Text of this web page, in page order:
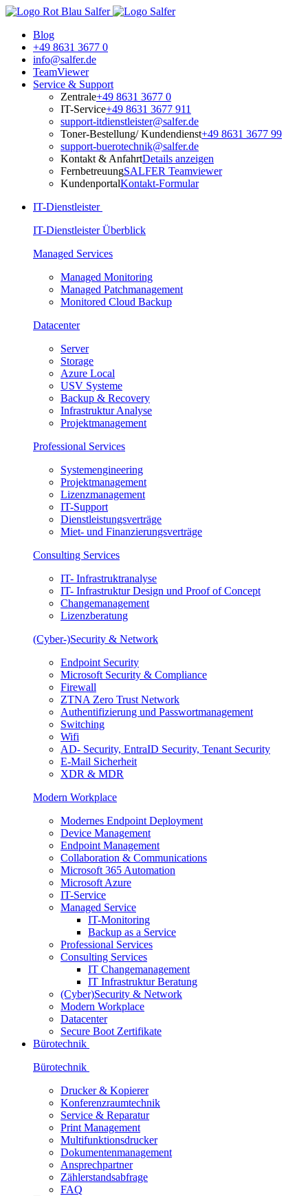
Blog
+49 8631 3677 0
info@salfer.de
TeamViewer
Service & Support
Zentrale+49 8631 3677 0
IT-Service+49 8631 3677 911
support-itdienstleister@salfer.de
Toner-Bestellung/ Kundendienst+49 8631 3677 99
support-buerotechnik@salfer.de
Kontakt & AnfahrtDetails anzeigen
FernbetreuungSALFER Teamviewer
KundenportalKontakt-Formular
IT-Dienstleister
IT-Dienstleister Überblick
Managed Services
Managed Monitoring
Managed Patchmanagement
Monitored Cloud Backup
Datacenter
Server
Storage
Azure Local
USV Systeme
Backup & Recovery
Infrastruktur Analyse
Projektmanagement
Professional Services
Systemengineering
Projektmanagement
Lizenzmanagement
IT-Support
Dienstleistungsverträge
Miet- und Finanzierungsverträge
Consulting Services
IT- Infrastruktranalyse
IT- Infrastruktur Design und Proof of Concept
Changemanagement
Lizenzberatung
(Cyber-)Security & Network
Endpoint Security
Microsoft Security & Compliance
Firewall
ZTNA Zero Trust Network
Authentifizierung und Passwortmanagement
Switching
Wifi
AD- Security, EntraID Security, Tenant Security
E-Mail Sicherheit
XDR & MDR
Modern Workplace
Modernes Endpoint Deployment
Device Management
Endpoint Management
Collaboration & Communications
Microsoft 365 Automation
Microsoft Azure
IT-Service
Managed Service
IT-Monitoring
Backup as a Service
Professional Services
Consulting Services
IT Changemanagement
IT Infrastruktur Beratung
(Cyber)Security & Network
Modern Workplace
Datacenter
Secure Boot Zertifikate
Bürotechnik
Bürotechnik
Drucker & Kopierer
Konferenzraumtechnik
Service & Reparatur
Print Management
Multifunktionsdrucker
Dokumentenmanagement
Ansprechpartner
Zählerstandsabfrage
FAQ